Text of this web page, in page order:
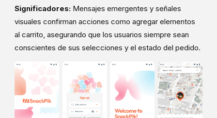
Significadores: Mensajes emergentes y señales
visuales confirman acciones como agregar elementos
al carrito, asegurando que los usuarios siempre sean
conscientes de sus selecciones y el estado del pedido.